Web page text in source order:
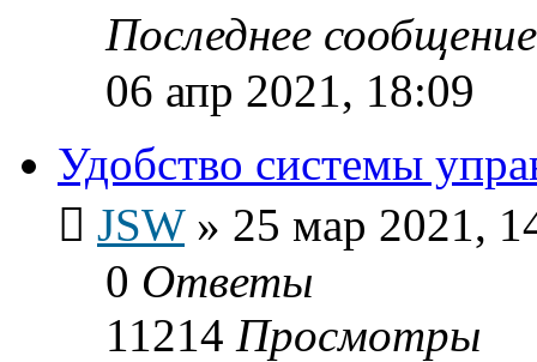
Последнее
06 апр 2021, 18:09
Удобство системы
JSW» 25 мар 2021,
0 Ответы
11214 Просмотры